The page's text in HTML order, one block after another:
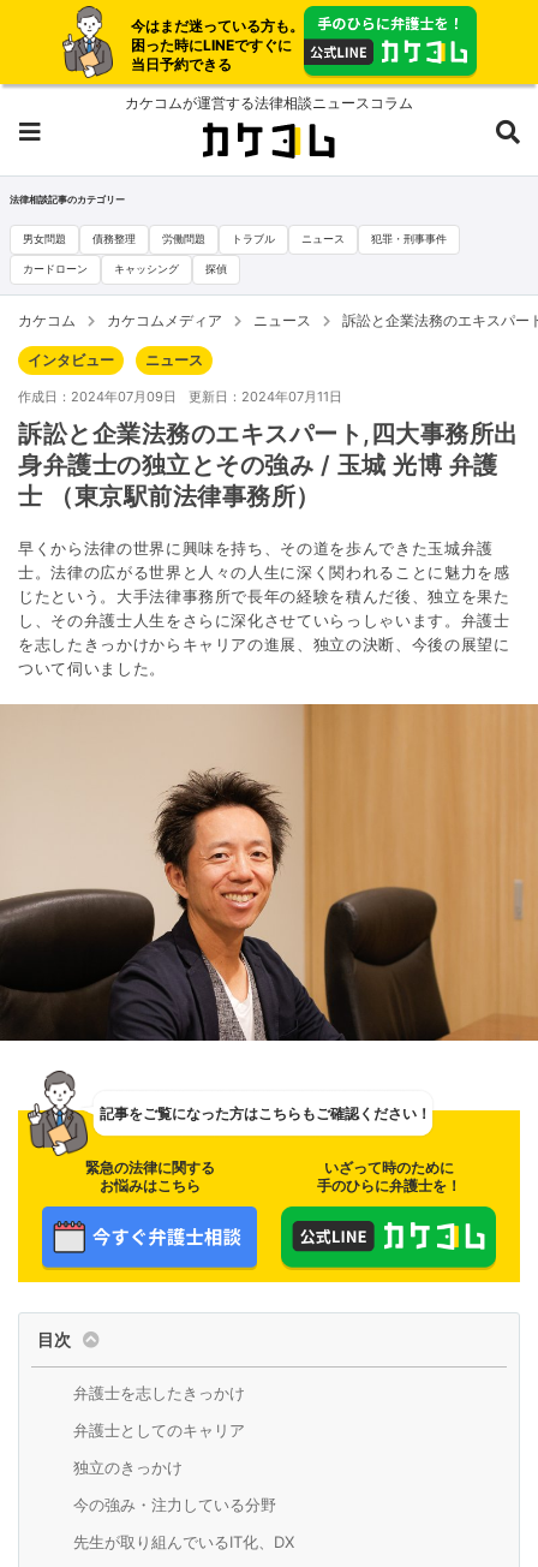
今はまだ迷っている方も。
困った時にLINEですぐに
当日予約できる
カケコムが運営する法律相談ニュースコラム
法律相談記事のカテゴリー
男女問題 債務整理 労働問題 トラブル ニュース 犯罪・刑事事件
カードローン キャッシング 探偵
カケコム カケコムメディア ニュース 訴訟と企業法務のエキスパー
インタビュー ニュース
作成日：2024年07月09日 更新日：2024年07月11日
訴訟と企業法務のエキスパート,四大事務所出
身弁護士の独立とその強み / 玉城 光博 弁護
士 （東京駅前法律事務所）
早くから法律の世界に興味を持ち、その道を歩んできた玉城弁護
士。法律の広がる世界と人々の人生に深く関われることに魅力を感
じたという。大手法律事務所で長年の経験を積んだ後、独立を果た
し、その弁護士人生をさらに深化させていらっしゃいます。弁護士
を志したきっかけからキャリアの進展、独立の決断、今後の展望に
ついて伺いました。
記事をご覧になった方はこちらもご確認ください！
緊急の法律に関する
お悩みはこちら
いざって時のために
手のひらに弁護士を！
目次
弁護士を志したきっかけ
弁護士としてのキャリア
独立のきっかけ
今の強み・注力している分野
先生が取り組んでいるIT化、DX